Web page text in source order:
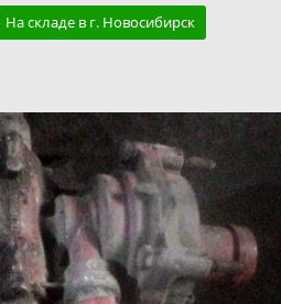
На складе в г. Новосибирск